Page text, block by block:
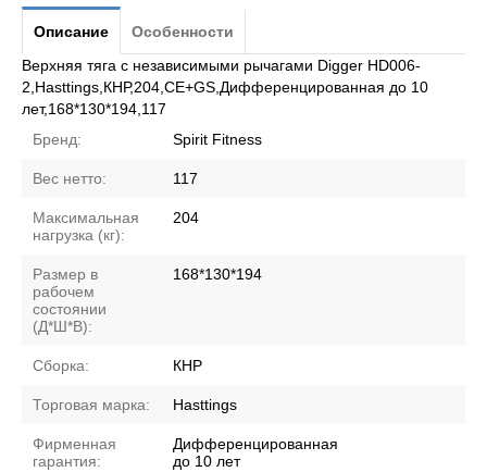
Описание
Особенности
Верхняя тяга с независимыми рычагами Digger HD006-
2,Hasttings,КНР,204,CE+GS,Дифференцированная до 10
лет,168*130*194,117
Бренд:
Spirit Fitness
Вес нетто: 117
Максимальная
нагрузка (кг):
204
Размер в
рабочем
состоянии
(Д*Ш*В):
168*130*194
Сборка: КНР
Торговая марка: Hasttings
Фирменная
гарантия:
Дифференцированная
до 10 лет